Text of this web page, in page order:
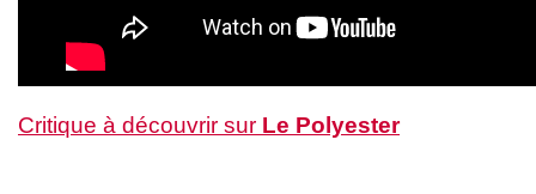
Critique à découvrir sur Le Polyester